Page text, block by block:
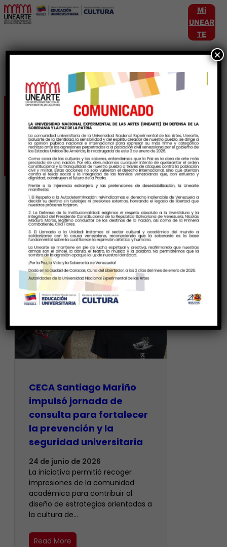
Mi
UNEAR
TE
Etiqueta:
EstudiantesEspeciales
CECA Santiago Mariño
impulsó jornada de
consulta para fortalecer
la prevención y la
seguridad universitaria
24 de junio de 2026
La iniciativa permitió recoger
impresiones de la comunidad
académica para contribuir al
diseño de estrategias orientadas a
la cultura de…
Read More
×